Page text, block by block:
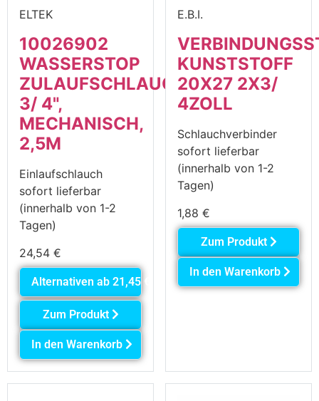
ELTEK
10026902
WASSERSTOP
ZULAUFSCHLAUCH,
3/ 4",
MECHANISCH,
2,5M
Einlaufschlauch
sofort lieferbar
(innerhalb von 1-2
Tagen)
24,54 €
Alternativen ab 21,45
Zum Produkt
In den Warenkorb
E.B.I.
KUNSTSTOFF
20X27 2X3/
4ZOLL
Schlauchverbinder
sofort lieferbar
(innerhalb von 1-2
Tagen)
1,88 €
Zum Produkt
In den Warenkorb